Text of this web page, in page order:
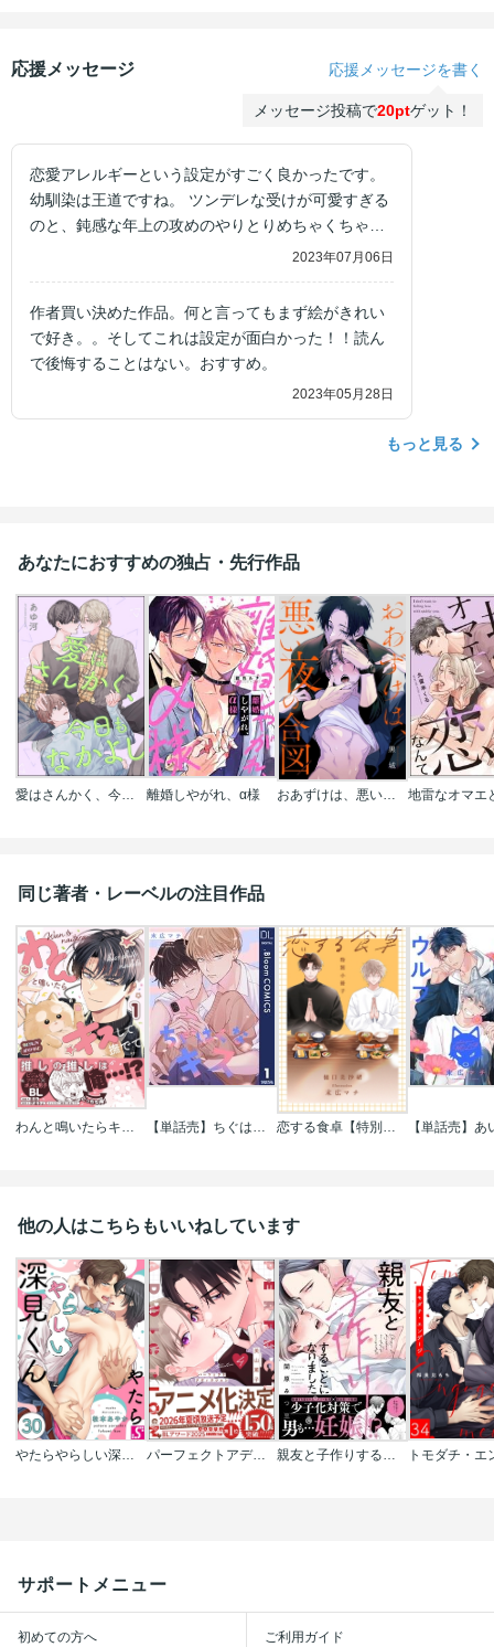
応援メッセージ 応援メッセージを書く
メッセージ投稿で20ptゲット！
恋愛アレルギーという設定がすごく良かったです。
幼馴染は王道ですね。 ツンデレな受けが可愛すぎる
のと、鈍感な年上の攻めのやりとりめちゃくちゃ好
きでした。 二人の主治医の若かりし頃の話もあっ
2023年07月06日
作者買い決めた作品。何と言ってもまず絵がきれい
で好き。。そしてこれは設定が面白かった！！読ん
で後悔することはない。おすすめ。
2023年05月28日
もっと見る
あなたにおすすめの独占・先行作品
愛はさんかく、今日もなかよし（単話版） 離婚しやがれ、α様 おあずけは、悪い夜の合図
同じ著者・レーベルの注目作品
他の人はこちらもいいねしています
パーフェクトアディクション
サポートメニュー
初めての方へ ご利用ガイド